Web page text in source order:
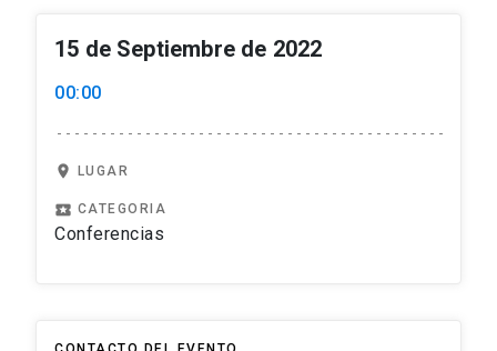
15 de Septiembre de 2022
00:00
location_on LUGAR
local_play CATEGORIA
Conferencias